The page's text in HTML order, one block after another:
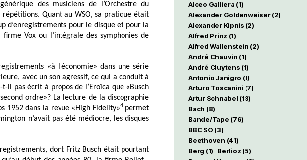
des musiciens de l’Orchestre du
répétitions. Quant au WSO, sa pratique était
d’enregistrements pour le disqueet pour la
Vox ou l’intégrale des symphonies de
«à l’économie» dans une série
avec un son agressif, ce qui a conduit à
il pas écrit à propos de l’Eroïca que «Busch
ordre»? La lecture de la discographie
1952 dans la revue «High Fidelity»4permet
n’avait pas été médiocre, les disques
dont Fritz Busch était pourtant
Alceo Galliera (1)
Alexander Goldenweiser(2)
Alexander Kipnis (2)
Alfred Prinz (1)
Alfred Wallenstein (2)
André Chauvin (1)
André Cluytens (1)
Antonio Janigro (1)
Arturo Toscanini (7)
Artur Schnabel (13)
Bach (8)
Bande/Tape (76)
BBC SO (3)
Beethoven (41)
Berg (1) Berlioz (5)